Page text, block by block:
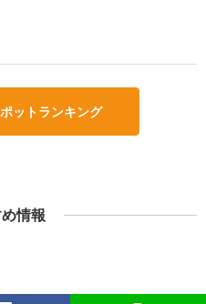
ットランキング
情報